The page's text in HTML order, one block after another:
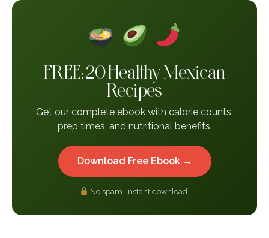
FREE: 20 Healthy Mexican
Recipes
Get our complete ebook with calorie counts,
prep times, and nutritional benefits.
Download Free Ebook →
No spam. Instant download.